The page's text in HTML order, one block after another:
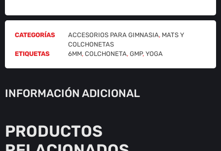
CATEGORÍAS ACCESORIOS PARA GIMNASIA, MATS Y
COLCHONETAS
ETIQUETAS
6MM, COLCHONETA, GMP, YOGA
INFORMACIÓN ADICIONAL
PRODUCTOS